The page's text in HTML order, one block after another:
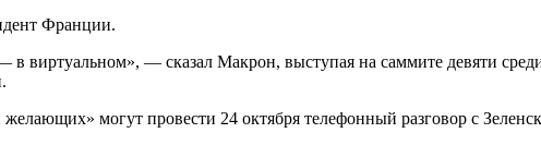
Франции.
в виртуальном», — сказал Макрон, выступая на саммите девяти
желающих» могут провести 24 октября телефонный разговор с